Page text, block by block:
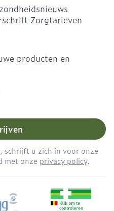
Zorgtarieven
producten en
schrijft u zich in voor onze
met onze privacy policy.